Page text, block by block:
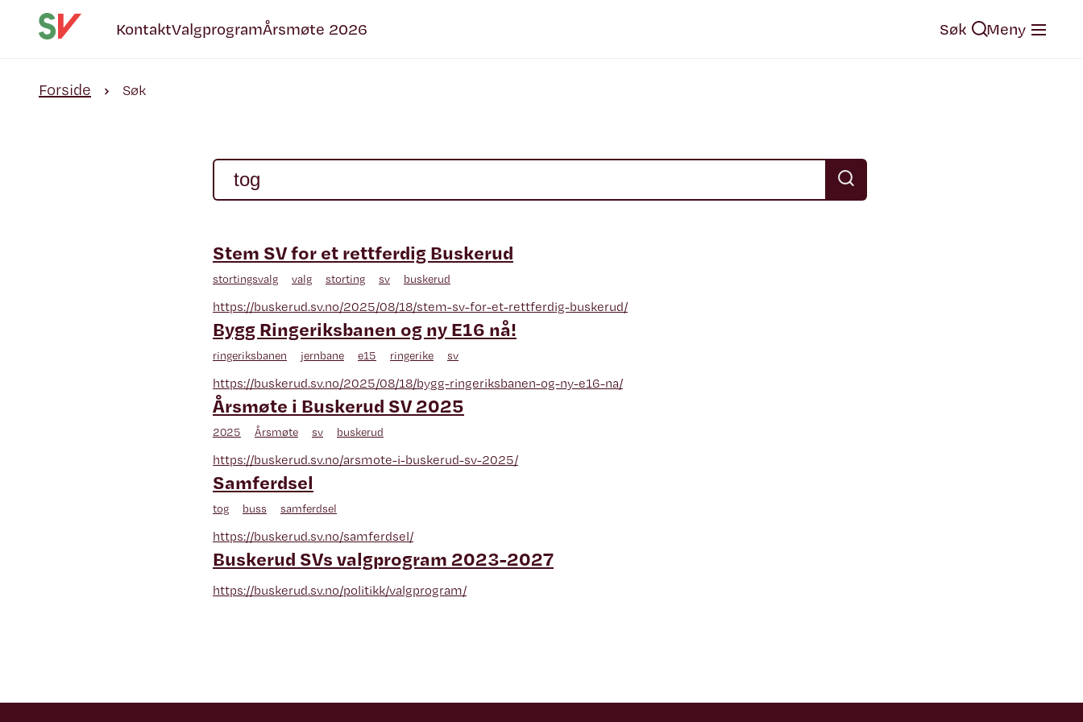
KontaktValgprogramÅrsmøte 2026 Søk Meny
Forside Søk
Stem SV for et rettferdig Buskerud
stortingsvalg valg storting sv buskerud
https://buskerud.sv.no/2025/08/18/stem-sv-for-et-rettferdig-buskerud/
Bygg Ringeriksbanen og ny E16 nå!
ringeriksbanen jernbane e15 ringerike sv
https://buskerud.sv.no/2025/08/18/bygg-ringeriksbanen-og-ny-e16-na/
Årsmøte i Buskerud SV 2025
2025 Årsmøte sv buskerud
https://buskerud.sv.no/arsmote-i-buskerud-sv-2025/
Samferdsel
tog buss samferdsel
https://buskerud.sv.no/samferdsel/
Buskerud SVs valgprogram 2023-2027
https://buskerud.sv.no/politikk/valgprogram/